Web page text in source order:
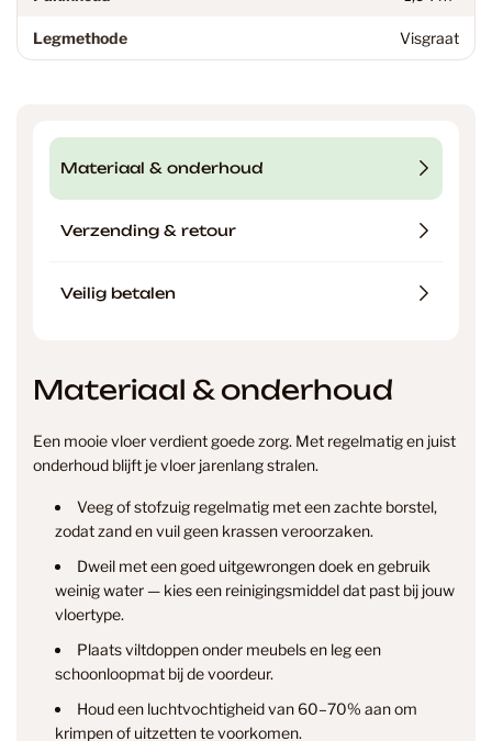
Legmethode Visgraat
Materiaal & onderhoud
Verzending & retour
Veilig betalen
Materiaal & onderhoud
Een mooie vloer verdient goede zorg. Met regelmatig en juist
onderhoud blijft je vloer jarenlang stralen.
Veeg of stofzuig regelmatig met een zachte borstel,
zodat zand en vuil geen krassen veroorzaken.
Dweil met een goed uitgewrongen doek en gebruik
weinig water — kies een reinigingsmiddel dat past bij jouw
vloertype.
Plaats viltdoppen onder meubels en leg een
schoonloopmat bij de voordeur.
Houd een luchtvochtigheid van 60–70% aan om
krimpen of uitzetten te voorkomen.
info@smantvloeren.nl
Verzending & levertijd
Retourneren